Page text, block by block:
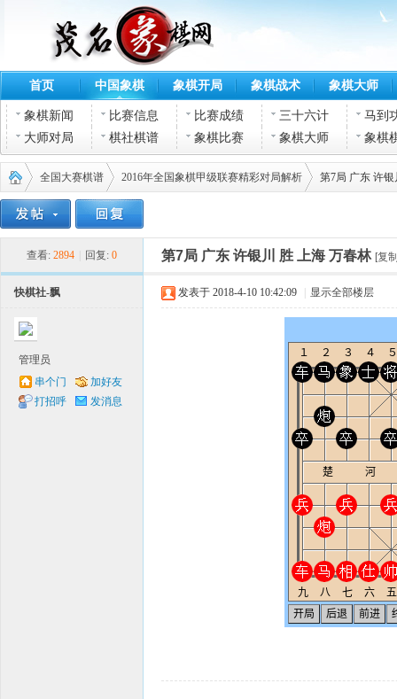
首页 中国象棋 象棋开局 象棋战术 象棋大师
象棋新闻 比赛信息 比赛成绩 三十六计
马到
大师对局
棋社棋谱 象棋比赛 象棋大师 象棋
全国大赛棋谱
›
2016年全国象棋甲级联赛精彩对局解析
›
第7局 广东 许
查看: 2894 回复: 0 第7局 广东 许银川 胜 上海 万春林 [复
快棋社-飘
管理员
串个门
加好友
打招呼
发消息
发表于 2018-4-10 10:42:09 显示全部楼层